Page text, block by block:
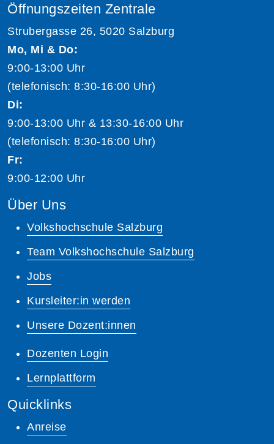
Öffnungszeiten Zentrale
Strubergasse 26, 5020 Salzburg
Mo, Mi & Do:
9:00-13:00 Uhr
(telefonisch: 8:30-16:00 Uhr)
Di:
9:00-13:00 Uhr & 13:30-16:00 Uhr
(telefonisch: 8:30-16:00 Uhr)
Fr:
9:00-12:00 Uhr
Über Uns
Volkshochschule Salzburg
Team Volkshochschule Salzburg
Jobs
Kursleiter:in werden
Unsere Dozent:innen
Dozenten Login
Lernplattform
Quicklinks
Anreise